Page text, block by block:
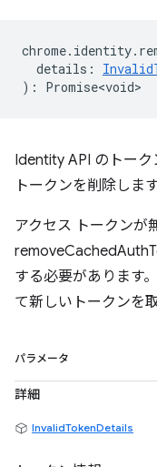
chrome. identity.
details :
) : Promise<void>
Identity API のトー
トークンを削除します
アクセス トークンが
する必要があります
て新しいトークンを
パラメータ
詳細
InvalidTokenDetails